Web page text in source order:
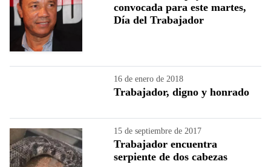
convocada para este martes,
Día del Trabajador
16 de enero de 2018
Trabajador, digno y honrado
15 de septiembre de 2017
Trabajador encuentra
serpiente de dos cabezas